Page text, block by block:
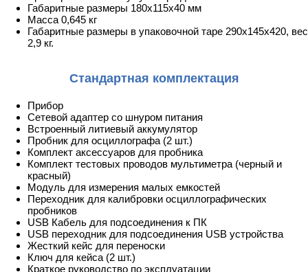
Габаритные размеры 180x115x40 мм
Масса 0,645 кг
Габаритные размеры в упаковочной таре 290х145х420, вес
2,9 кг.
Стандартная комплектация
Прибор
Сетевой адаптер со шнуром питания
Встроенный литиевый аккумулятор
Пробник для осциллографа (2 шт.)
Комплект аксессуаров для пробника
Комплект тестовых проводов мультиметра (черный и
красный)
Модуль для измерения малых емкостей
Переходник для калибровки осциллографических
пробников
USB Кабель для подсоединения к ПК
USB переходник для подсоединения USB устройства
Жесткий кейс для переноски
Ключ для кейса (2 шт.)
Краткое руководство по эксплуатации